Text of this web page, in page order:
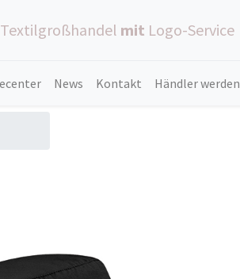
Textilgroßhandel mit Logo-Service
News Kontakt Händler werden